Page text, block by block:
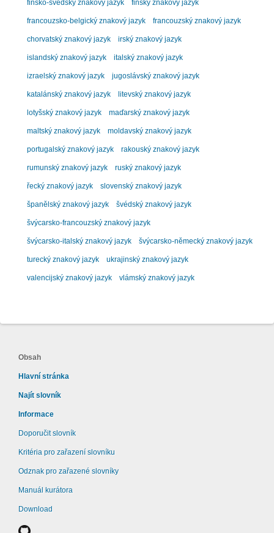
finsko-švédský znakový jazyk finský znakový jazyk
francouzsko-belgický znakový jazyk francouzský znakový jazyk
chorvatský znakový jazyk irský znakový jazyk
islandský znakový jazyk italský znakový jazyk
izraelský znakový jazyk jugoslávský znakový jazyk
katalánský znakový jazyk litevský znakový jazyk
lotyšský znakový jazyk maďarský znakový jazyk
maltský znakový jazyk moldavský znakový jazyk
portugalský znakový jazyk rakouský znakový jazyk
rumunský znakový jazyk ruský znakový jazyk
řecký znakový jazyk slovenský znakový jazyk
španělský znakový jazyk švédský znakový jazyk
švýcarsko-francouzský znakový jazyk
švýcarsko-italský znakový jazyk švýcarsko-německý znakový jazyk
turecký znakový jazyk ukrajinský znakový jazyk
valencijský znakový jazyk vlámský znakový jazyk
Obsah
Hlavní stránka
Najít slovník
Informace
Doporučit slovník
Kritéria pro zařazení slovníku
Odznak pro zařazené slovníky
Manuál kurátora
Download